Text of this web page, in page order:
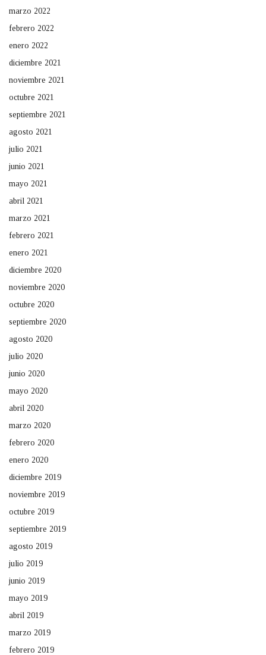
marzo 2022
febrero 2022
enero 2022
diciembre 2021
noviembre 2021
octubre 2021
septiembre 2021
agosto 2021
julio 2021
junio 2021
mayo 2021
abril 2021
marzo 2021
febrero 2021
enero 2021
diciembre 2020
noviembre 2020
octubre 2020
septiembre 2020
agosto 2020
julio 2020
junio 2020
mayo 2020
abril 2020
marzo 2020
febrero 2020
enero 2020
diciembre 2019
noviembre 2019
octubre 2019
septiembre 2019
agosto 2019
julio 2019
junio 2019
mayo 2019
abril 2019
marzo 2019
febrero 2019